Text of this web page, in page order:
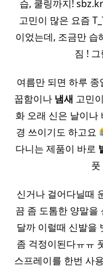
습, 쿨링까지!
고민이 많은 요즘
이었는데, 조금만 습
짐 !
여름만 되면 하루
꿉함이나 냄새 고민
화 오래 신은 날이나
경 쓰이기도 하고요
다니는 제품이 바로
신거나 걸어다닐때
끔 좀 도톰한 양말을
달까 이럴때 신발을
좀 걱정이된다ㅠㅠ
스프레이를 한번 사